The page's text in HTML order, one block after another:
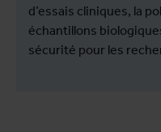
d’essais cliniques, la
échantillons
sécurité pour les